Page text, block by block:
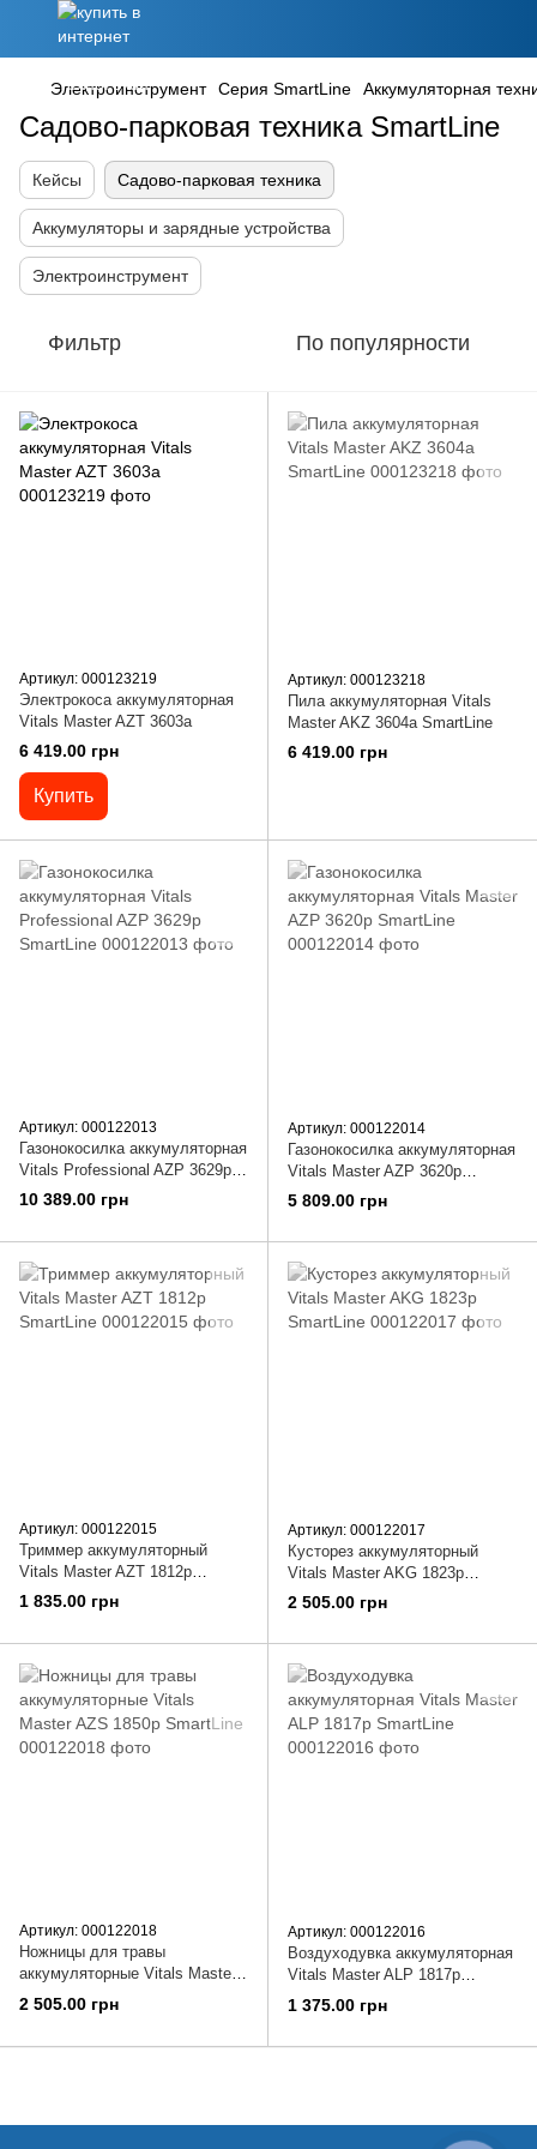
Электроинструмент Серия SmartLine Аккумуляторная
Садово-парковая техника SmartLine
Кейсы Садово-парковая техника
Аккумуляторы и зарядные устройства
Электроинструмент
Фильтр По популярности
Артикул: 000123219
Электрокоса аккумуляторная
Vitals Master AZT 3603a
6 419.00 грн
Купить
Артикул: 000123218
Пила аккумуляторная Vitals
Master AKZ 3604a SmartLine
6 419.00 грн
Артикул: 000122013
Газонокосилка аккумуляторная
Vitals Professional AZP 3629p
SmartLine
10 389.00 грн
Артикул: 000122014
Газонокосилка аккумуляторная
Vitals Master AZP 3620p
SmartLine
5 809.00 грн
Артикул: 000122015
Триммер аккумуляторный
Vitals Master AZT 1812p
SmartLine
1 835.00 грн
Артикул: 000122017
Кусторез аккумуляторный
Vitals Master AKG 1823p
SmartLine
2 505.00 грн
Артикул: 000122018
Ножницы для травы
аккумуляторные Vitals Master
AZS 1850p SmartLine
2 505.00 грн
Артикул: 000122016
Воздуходувка аккумуляторная
Vitals Master ALP 1817p
SmartLine
1 375.00 грн